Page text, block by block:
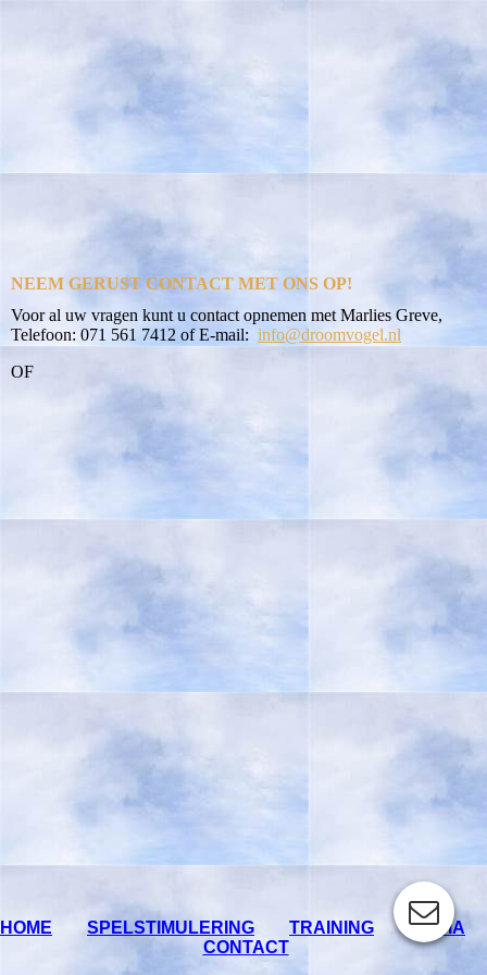
NEEM GERUST CONTACT MET ONS OP!
Voor al uw vragen kunt u contact opnemen met Marlies Greve,
Telefoon: 071 561 7412 of E-mail: info@droomvogel.nl
OF
HOME SPELSTIMULERING TRAINING
MEDIA
CONTACT